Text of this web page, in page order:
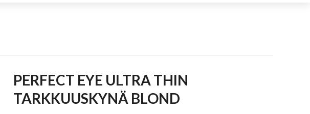
PERFECT EYE ULTRA THIN
TARKKUUSKYNÄ BLOND